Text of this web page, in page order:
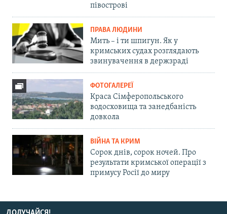
півострові
ПРАВА ЛЮДИНИ
Мить – і ти шпигун. Як у
кримських судах розглядають
звинувачення в держзраді
ФОТОГАЛЕРЕЇ
Краса Сімферопольського
водосховища та занедбаність
довкола
ВІЙНА ТА КРИМ
Сорок днів, сорок ночей. Про
результати кримської операції з
примусу Росії до миру